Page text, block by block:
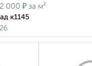
000 ₽ за м²
к1145